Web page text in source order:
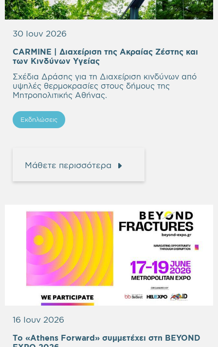
30 Ιουν 2026
CARMINE | Διαχείριση της Aκραίας Ζέστης και
των Κινδύνων Υγείας
Σχέδια Δράσης για τη Διαχείριση κινδύνων από
υψηλές θερμοκρασίες στους δήμους της
Μητροπολιτικής Αθήνας.
Εκδηλώσεις
Μάθετε περισσότερα
16 Ιουν 2026
Το «Athens Forward» συμμετέχει στη BEYOND